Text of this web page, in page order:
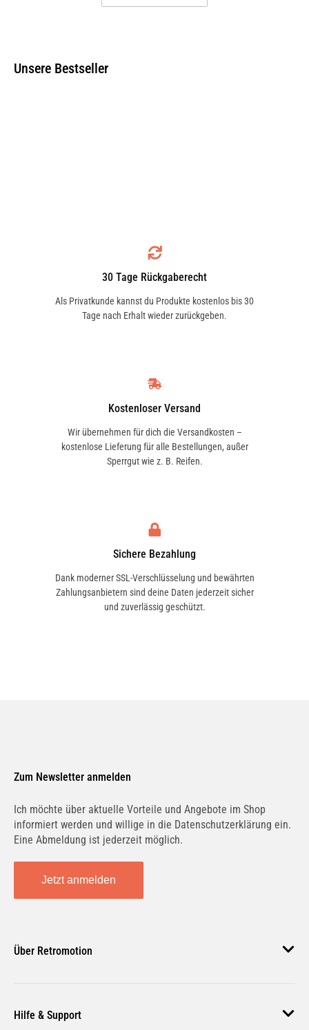
Unsere Bestseller
30 Tage Rückgaberecht
Als Privatkunde kannst du Produkte kostenlos bis 30
Tage nach Erhalt wieder zurückgeben.
Kostenloser Versand
Wir übernehmen für dich die Versandkosten –
kostenlose Lieferung für alle Bestellungen, außer
Sperrgut wie z. B. Reifen.
Sichere Bezahlung
Dank moderner SSL-Verschlüsselung und bewährten
Zahlungsanbietern sind deine Daten jederzeit sicher
und zuverlässig geschützt.
Zum Newsletter anmelden
Ich möchte über aktuelle Vorteile und Angebote im Shop
informiert werden und willige in die Datenschutzerklärung ein.
Eine Abmeldung ist jederzeit möglich.
Jetzt anmelden
Über Retromotion
Unsere Jobs
Hilfe & Support